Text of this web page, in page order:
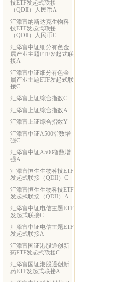
技ETF发起式联接
（QDII）人民币A
汇添富纳斯达克生物科
技ETF发起式联接
（QDII）人民币C
汇添富中证细分有色金
属产业主题ETF发起式联
接A
汇添富中证细分有色金
属产业主题ETF发起式联
接C
汇添富上证综合指数C
汇添富上证综合指数A
汇添富上证综合指数Y
汇添富中证A500指数增
强C
汇添富中证A500指数增
强A
汇添富恒生生物科技ETF
发起式联接（QDII）C
汇添富恒生生物科技ETF
发起式联接（QDII）A
汇添富中证电信主题ETF
发起式联接C
汇添富中证电信主题ETF
发起式联接A
汇添富国证港股通创新
药ETF发起式联接C
汇添富国证港股通创新
药ETF发起式联接A